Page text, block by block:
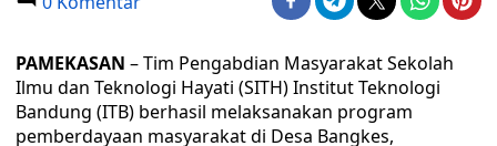
PAMEKASAN – Tim Pengabdian Masyarakat Sekolah
Ilmu dan Teknologi Hayati (SITH) Institut Teknologi
Bandung (ITB) berhasil melaksanakan program
pemberdayaan masyarakat di Desa Bangkes,